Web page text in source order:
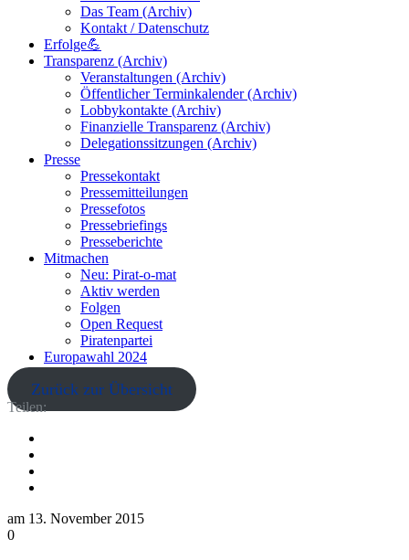
Das Team (Archiv)
Kontakt / Datenschutz
Erfolge💪
Transparenz (Archiv)
Veranstaltungen (Archiv)
Öffentlicher Terminkalender (Archiv)
Lobbykontakte (Archiv)
Finanzielle Transparenz (Archiv)
Delegationssitzungen (Archiv)
Presse
Pressekontakt
Pressemitteilungen
Pressefotos
Pressebriefings
Presseberichte
Mitmachen
Neu: Pirat-o-mat
Aktiv werden
Folgen
Open Request
Piratenpartei
Europawahl 2024
Zurück zur Übersicht
Teilen:
am 13. November 2015
0